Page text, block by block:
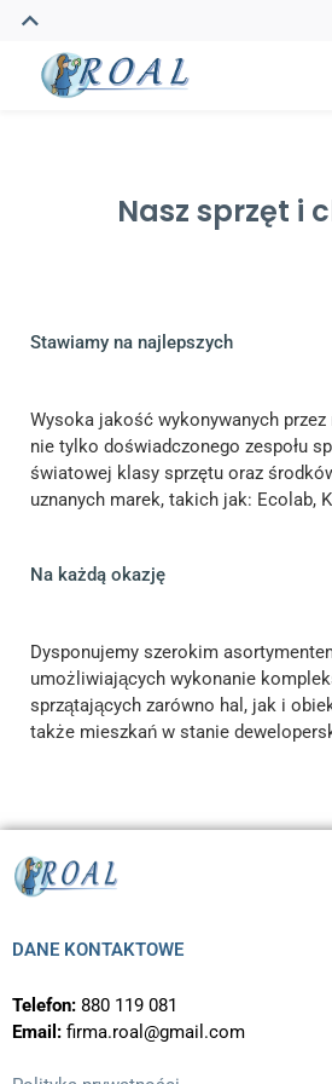
Nasz sprzęt i
Stawiamy na najlepszych
Wysoka jakość wykonywanych przez
nie tylko doświadczonego zespołu
światowej klasy sprzętu oraz
uznanych marek, takich jak: Ecolab,
Na każdą okazję
Dysponujemy szerokim
umożliwiających wykonanie
sprzątających zarówno hal, jak i
także mieszkań w stanie
DANE KONTAKTOWE
Telefon: 880 119 081
Email: firma.roal@gmail.com